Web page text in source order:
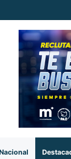
Alcázar al nuevo